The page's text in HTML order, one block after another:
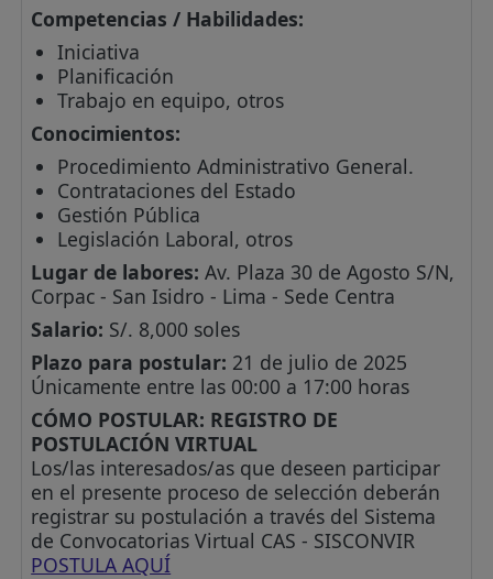
Competencias / Habilidades:
Iniciativa
Planificación
Trabajo en equipo, otros
Conocimientos:
Procedimiento Administrativo General.
Contrataciones del Estado
Gestión Pública
Legislación Laboral, otros
Lugar de labores: Av. Plaza 30 de Agosto S/N,
Corpac - San Isidro - Lima - Sede Centra
Salario: S/. 8,000 soles
Plazo para postular: 21 de julio de 2025
Únicamente entre las 00:00 a 17:00 horas
CÓMO POSTULAR: REGISTRO DE
POSTULACIÓN VIRTUAL
Los/las interesados/as que deseen participar
en el presente proceso de selección deberán
registrar su postulación a través del Sistema
de Convocatorias Virtual CAS - SISCONVIR
POSTULA AQUÍ